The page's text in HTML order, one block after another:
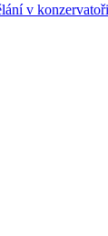
v